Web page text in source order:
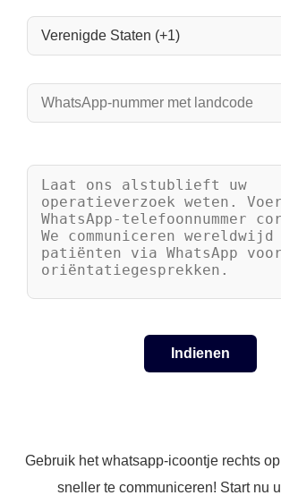
Gebruik het whatsapp-icoontje rechts
sneller te communiceren! Start nu